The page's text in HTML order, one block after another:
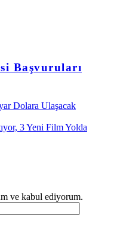
Başvuruları
Dolara Ulaşacak
3 Yeni Film Yolda
ve kabul ediyorum.